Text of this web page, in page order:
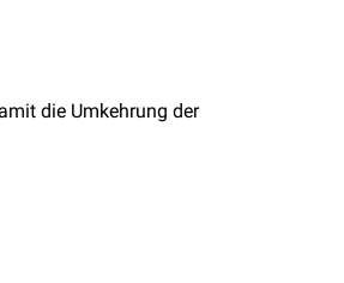
die Umkehrung der